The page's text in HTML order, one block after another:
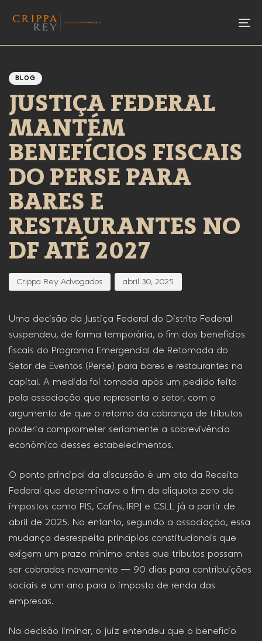
BLOG
JUSTIÇA FEDERAL
MANTÉM
BENEFÍCIOS FISCAIS
DO PERSE PARA
BARES E
RESTAURANTES NO
DF ATÉ 2027
Crippa Rey Advogados abril 30, 2025
Uma decisão da Justiça Federal do Distrito Federal
suspendeu, de forma temporária, o fim dos benefícios
fiscais do Programa Emergencial de Retomada do
Setor de Eventos (Perse) para bares e restaurantes na
capital. A medida foi tomada após um pedido feito
pela associação que representa o setor, com o
argumento de que o retorno da cobrança de tributos
poderia comprometer seriamente a sobrevivência
econômica desses estabelecimentos.
O ponto principal da discussão é um ato da Receita
Federal que determinava o fim da alíquota zero de
impostos como PIS, Cofins, IRPJ e CSLL já a partir de
abril de 2025. No entanto, segundo a associação, essa
mudança desrespeita princípios constitucionais que
exigem um prazo mínimo antes que tributos possam
ser cobrados novamente — 90 dias para contribuições
sociais e um ano para o imposto de renda das
empresas.
Na decisão liminar, o juiz entendeu que o benefício